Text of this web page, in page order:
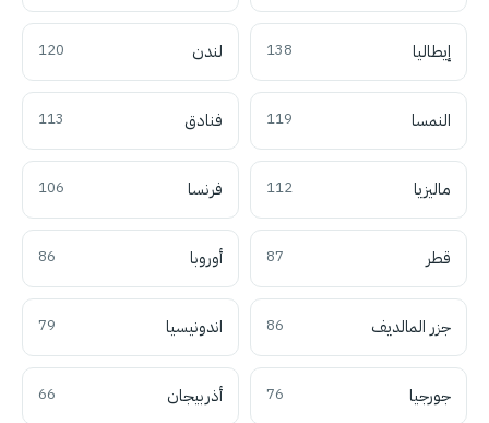
إيطاليا 138 لندن 120
النمسا 119 فنادق 113
ماليزيا 112 فرنسا 106
قطر 87 أوروبا 86
جزر المالديف 86 اندونيسيا 79
جورجيا 76 أذربيجان 66